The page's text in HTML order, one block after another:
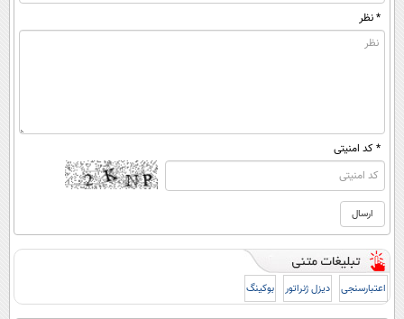
* نظر
* کد امنیتی
اعتبارسنجی دیزل ژنراتور بوکینگ